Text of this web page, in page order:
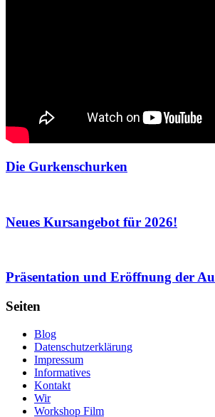
Die Gurkenschurken
Neues Kursangebot für 2026!
Präsentation und Eröffnung der
Seiten
Blog
Datenschutzerklärung
Impressum
Informatives
Kontakt
Wir
Workshop Film